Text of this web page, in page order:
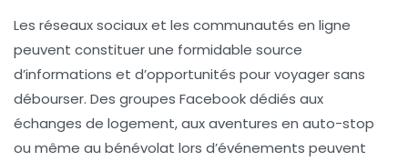
Les réseaux sociaux et les communautés en ligne
peuvent constituer une formidable source
d’informations et d’opportunités pour voyager sans
débourser. Des groupes Facebook dédiés aux
échanges de logement, aux aventures en auto-stop
ou même au bénévolat lors d’événements peuvent